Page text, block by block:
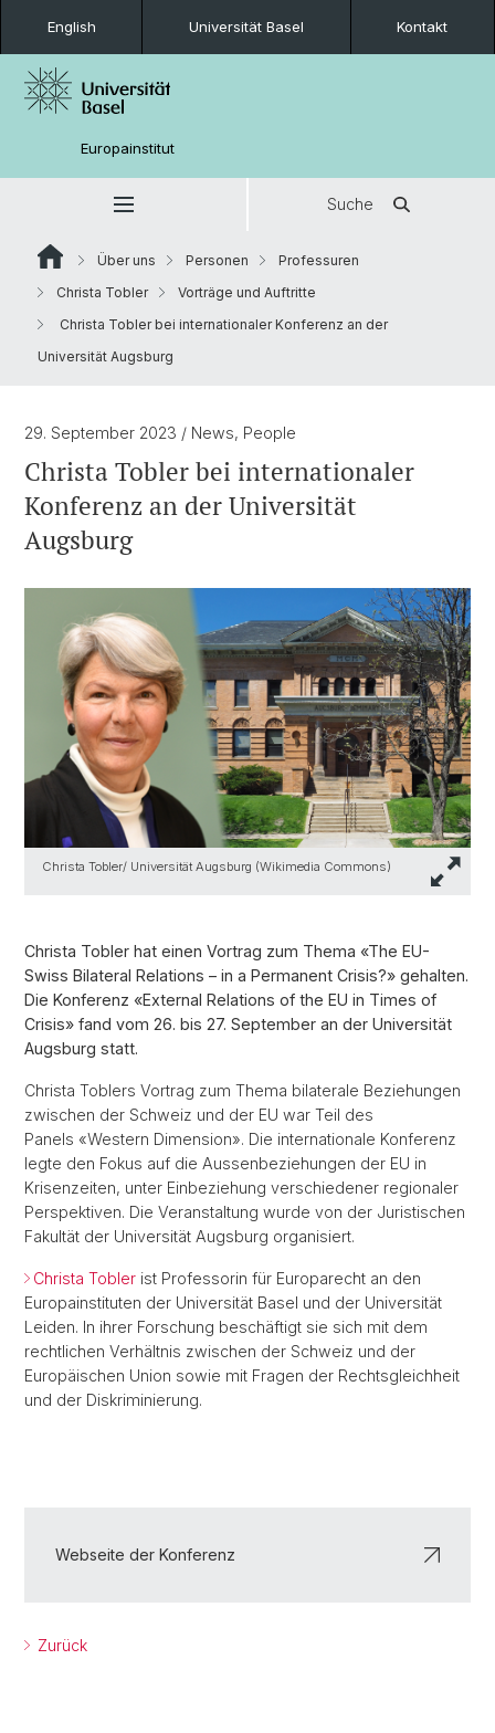
English Universität Basel Kontakt
Europainstitut
Suche
Über uns Personen
Professuren
Christa Tobler
Vorträge und Auftritte
Christa Tobler bei internationaler Konferenz an der
Universität Augsburg
29. September 2023 / News, People
Christa Tobler bei internationaler
Konferenz an der Universität
Augsburg
Christa Tobler/ Universität Augsburg (Wikimedia Commons)
Christa Tobler hat einen Vortrag zum Thema «The EU-
Swiss Bilateral Relations – in a Permanent Crisis?» gehalten.
Die Konferenz «External Relations of the EU in Times of
Crisis» fand vom 26. bis 27. September an der Universität
Augsburg statt.
Christa Toblers Vortrag zum Thema bilaterale Beziehungen
zwischen der Schweiz und der EU war Teil des
Panels «Western Dimension». Die internationale Konferenz
legte den Fokus auf die Aussenbeziehungen der EU in
Krisenzeiten, unter Einbeziehung verschiedener regionaler
Perspektiven. Die Veranstaltung wurde von der Juristischen
Fakultät der Universität Augsburg organisiert.
Christa Tobler ist Professorin für Europarecht an den
Europainstituten der Universität Basel und der Universität
Leiden. In ihrer Forschung beschäftigt sie sich mit dem
rechtlichen Verhältnis zwischen der Schweiz und der
Europäischen Union sowie mit Fragen der Rechtsgleichheit
und der Diskriminierung.
Webseite der Konferenz
Zurück